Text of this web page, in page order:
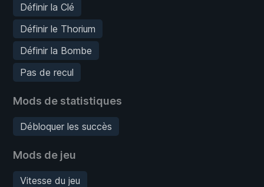
Définir la Clé
Définir le Thorium
Définir la Bombe
Pas de recul
Mods de statistiques
Débloquer les succès
Mods de jeu
Vitesse du jeu